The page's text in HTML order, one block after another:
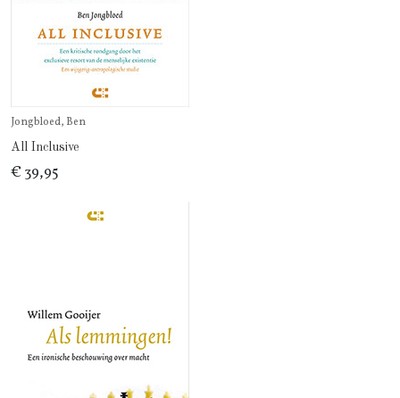
Jongbloed, Ben
All Inclusive
€ 39,95